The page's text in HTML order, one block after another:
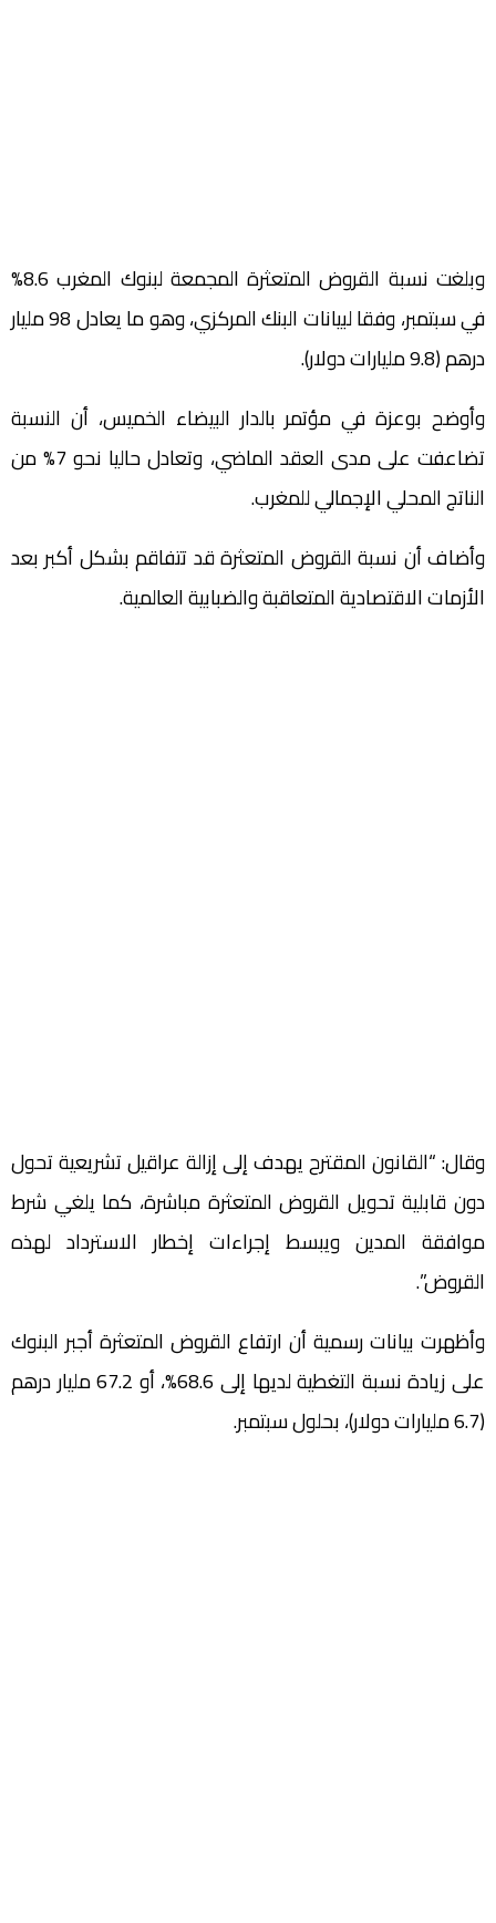
وبلغت نسبة القروض المتعثرة المجمعة لبنوك المغرب 8.6%
في سبتمبر، وفقا لبيانات البنك المركزي، وهو ما يعادل 98 مليار
درهم (9.8 مليارات دولار).
وأوضح بوعزة في مؤتمر بالدار البيضاء الخميس، أن النسبة
تضاعفت على مدى العقد الماضي، وتعادل حاليا نحو 7% من
الناتج المحلي الإجمالي للمغرب.
وأضاف أن نسبة القروض المتعثرة قد تتفاقم بشكل أكبر بعد
الأزمات الاقتصادية المتعاقبة والضبابية العالمية.
وقال: “القانون المقترح يهدف إلى إزالة عراقيل تشريعية تحول
دون قابلية تحويل القروض المتعثرة مباشرة، كما يلغي شرط
موافقة المدين ويبسط إجراءات إخطار الاسترداد لهذه
القروض”.
وأظهرت بيانات رسمية أن ارتفاع القروض المتعثرة أجبر البنوك
على زيادة نسبة التغطية لديها إلى 68.6%، أو 67.2 مليار درهم
(6.7 مليارات دولار)، بحلول سبتمبر.